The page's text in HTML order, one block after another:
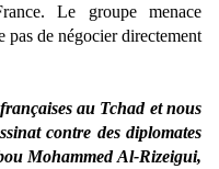
Le groupe menace
pas de négocier directement
au Tchad et nous
contre des diplomates
Mohammed Al-Rizeigui,